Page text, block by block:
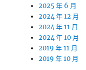
2025 年 6 月
2024 年 12 月
2024 年 11 月
2024 年 10 月
2019 年 11 月
2019 年 10 月